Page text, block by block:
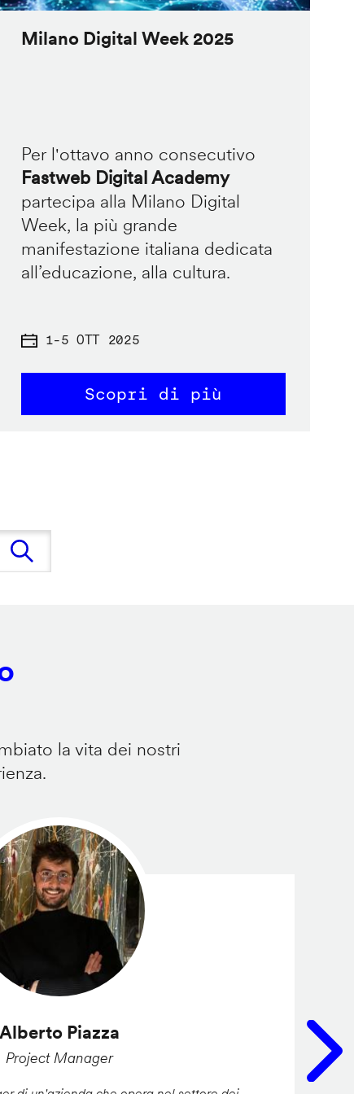
Milano Digital Week 2025
Per l'ottavo anno consecutivo
Fastweb Digital Academy
partecipa alla Milano Digital
Week, la più grande
manifestazione italiana dedicata
all’educazione, alla cultura.
1-5 OTT 2025
Scopri di più
la vita dei nostri
Alberto Piazza
Project Manager